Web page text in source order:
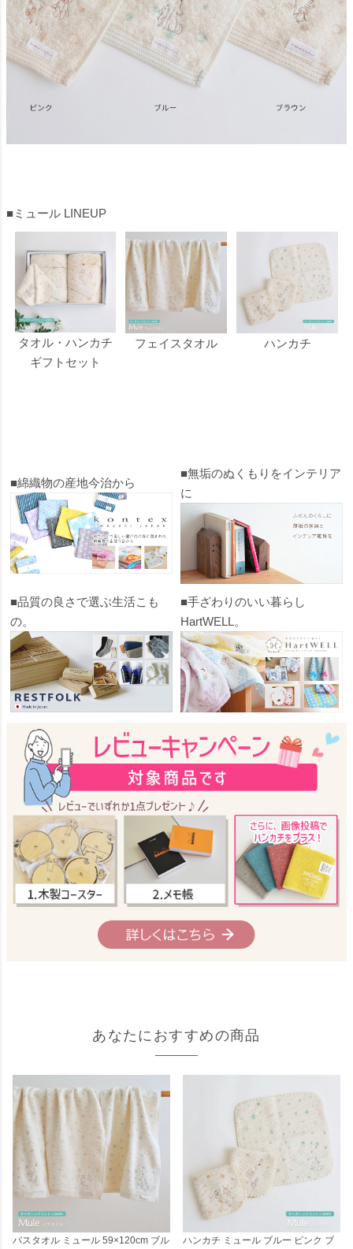
■ミュール LINEUP
タオル・ハンカチ
ギフトセット
フェイスタオル ハンカチ
■綿織物の産地今治から
■無垢のぬくもりをインテリア
に
■品質の良さで選ぶ生活こも
の。
■手ざわりのいい暮らし
HartWELL。
あなたにおすすめの商品
バスタオル ミュール 59×120cm ブル
ハンカチ ミュール ブルー ピンク ブ